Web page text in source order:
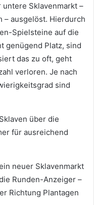
Sklavenmarkt –
ausgelöst. Hierdurch
Spielsteine auf die
genügend Platz, sind
das zu oft, geht
verloren. Je nach
sind
über die
für ausreichend
neuer Sklavenmarkt
Runden-Anzeiger –
Richtung Plantagen